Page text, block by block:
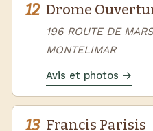
12 Drome
196 ROUTE DE
MONTELIMAR
Avis et photos →
13 Francis Parisis